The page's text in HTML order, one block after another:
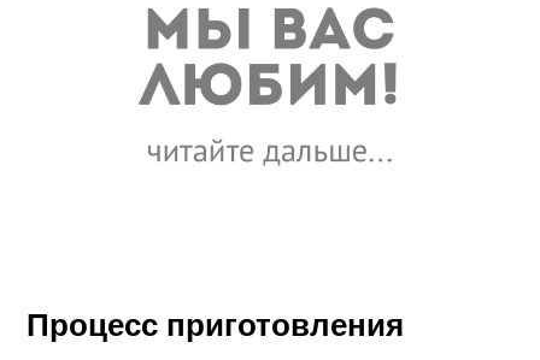
Процесс приготовления